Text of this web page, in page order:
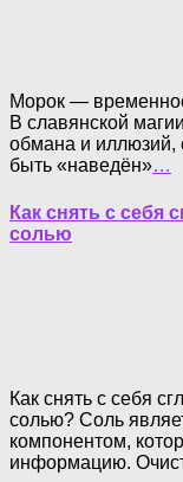
Морок —
В славянской
обмана и иллюзий,
быть «наведён»…
Как снять с себя
солью
Как снять с себя
солью? Соль
компонентом,
информацию.